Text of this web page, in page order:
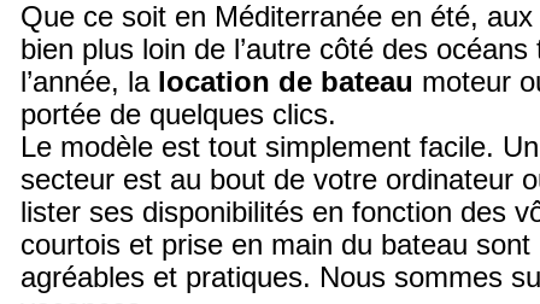
Que ce soit en Méditerranée en été,
bien plus loin de l’autre côté des
l’année, la location de bateau moteur
portée de quelques clics.
Le modèle est tout simplement facile.
secteur est au bout de votre ordinateur
lister ses disponibilités en fonction des
courtois et prise en main du bateau
agréables et pratiques. Nous sommes